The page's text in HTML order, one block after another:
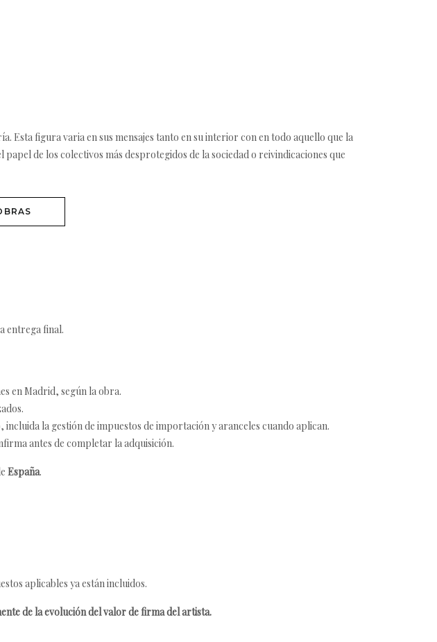
Esta figura varia en sus mensajes tanto en su interior con en todo aquello que la
de los colectivos más desprotegidos de la sociedad o reivindicaciones que
entrega final.
en Madrid, según la obra.
la gestión de impuestos de importación y aranceles cuando aplican.
antes de completar la adquisición.
España.
aplicables ya están incluidos.
de la evolución del valor de firma del artista.